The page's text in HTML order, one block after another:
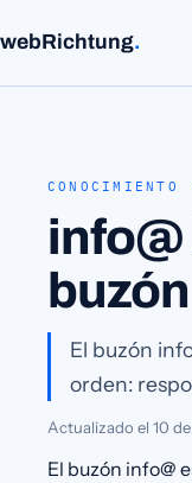
webRichtung.
El buzón
orden:
Actualizado el 10
El buzón info@